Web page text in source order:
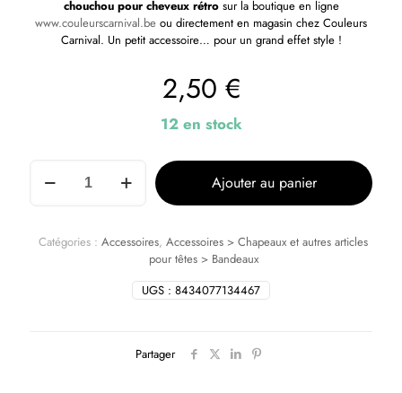
chouchou pour cheveux rétrosur la boutique en ligne
www.couleurscarnival.be ou directement en magasin chez Couleurs
Carnival. Un petit accessoire… pour un grand effet style !
2,50 €
12 en stock
Ajouter au panier
UGS : 8434077134467
Catégories : Accessoires, Accessoires > Chapeaux et autres articles
pour têtes > Bandeaux
Partager